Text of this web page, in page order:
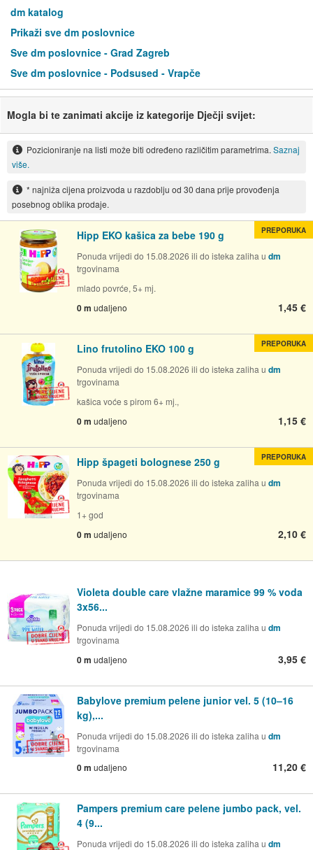
dm katalog
Prikaži sve dm poslovnice
Sve dm poslovnice - Grad Zagreb
Sve dm poslovnice - Podsused - Vrapče
Mogla bi te zanimati akcije iz kategorije Dječji svijet:
Pozicioniranje na listi može biti određeno različitim parametrima. Saznaj
više.
* najniža cijena proizvoda u razdoblju od 30 dana prije provođenja
posebnog oblika prodaje.
Hipp EKO kašica za bebe 190 g
Ponuda vrijedi do 15.08.2026 ili do isteka zaliha u dm
trgovinama
mlado povrće, 5+ mj.
0 m udaljeno 1,45 €
PREPORUKA
Lino frutolino EKO 100 g
Ponuda vrijedi do 15.08.2026 ili do isteka zaliha u dm
trgovinama
kašica voće s pirom 6+ mj.,
0 m udaljeno 1,15 €
PREPORUKA
Hipp špageti bolognese 250 g
Ponuda vrijedi do 15.08.2026 ili do isteka zaliha u dm
trgovinama
1+ god
0 m udaljeno 2,10 €
PREPORUKA
Violeta double care vlažne maramice 99 % voda
3x56...
Ponuda vrijedi do 15.08.2026 ili do isteka zaliha u dm
trgovinama
0 m udaljeno 3,95 €
Babylove premium pelene junior vel. 5 (10–16
kg),...
Ponuda vrijedi do 15.08.2026 ili do isteka zaliha u dm
trgovinama
0 m udaljeno 11,20 €
Pampers premium care pelene jumbo pack, vel.
4 (9...
Ponuda vrijedi do 15.08.2026 ili do isteka zaliha u dm